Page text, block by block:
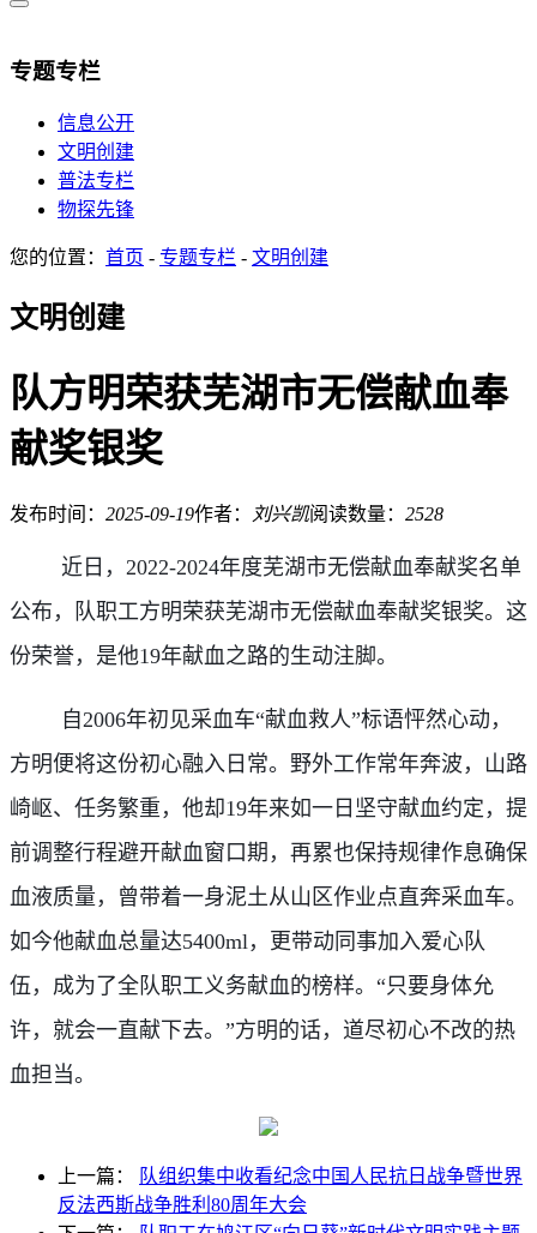
专题专栏
信息公开
文明创建
普法专栏
物探先锋
您的位置： 首页 - 专题专栏 - 文明创建
文明创建
队方明荣获芜湖市无偿献血奉
献奖银奖
发布时间： 2025-09-19作者： 刘兴凯阅读数量： 2528
近日，2022-2024年度芜湖市无偿献血奉献奖名单
公布，队职工方明荣获芜湖市无偿献血奉献奖银奖。这
份荣誉，是他19年献血之路的生动注脚。
自2006年初见采血车“献血救人”标语怦然心动，
方明便将这份初心融入日常。野外工作常年奔波，山路
崎岖、任务繁重，他却19年来如一日坚守献血约定，提
前调整行程避开献血窗口期，再累也保持规律作息确保
血液质量，曾带着一身泥土从山区作业点直奔采血车。
如今他献血总量达5400ml，更带动同事加入爱心队
伍，成为了全队职工义务献血的榜样。“只要身体允
许，就会一直献下去。”方明的话，道尽初心不改的热
血担当。
上一篇：
队组织集中收看纪念中国人民抗日战争暨世界
反法西斯战争胜利80周年大会